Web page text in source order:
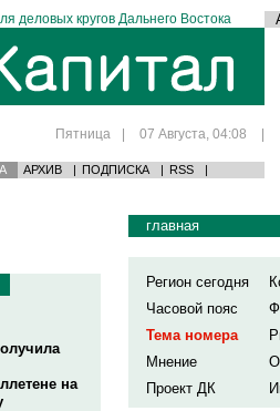
деловых кругов Дальнего Востока
Пятница | 07 Августа, 04:08 |
АРХИВ | ПОДПИСКА | RSS |
на
главная
Регион сегодня
Часовой пояс
Тема номера
Мнение
Проект ДК